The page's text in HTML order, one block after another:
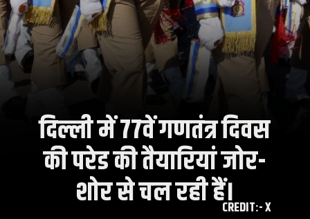
दिल्ली में 77वें गणतंत्र दिवस
की परेड की तैयारियां जोर-
शोर से चल रही हैं।CREDIT:- X